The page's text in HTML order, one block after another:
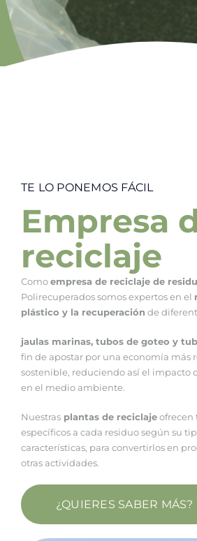
TE LO PONEMOS FÁCIL
Empresa
reciclaje
Comoempresa de reciclaje de
Polirecuperados somos expertos en el
plástico y la recuperación de
jaulas marinas, tubos de goteo y
fin de apostar por una economía más
sostenible, reduciendo así el impacto
en el medio ambiente.
Nuestrasplantas de reciclajeofrecen
específicos a cada residuo según su
características, para convertirlos en
otras actividades.
¿QUIERES SABER MÁS?